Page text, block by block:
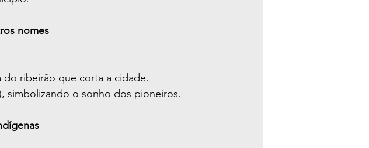
nomes
do ribeirão que corta a cidade.
simbolizando o sonho dos pioneiros.